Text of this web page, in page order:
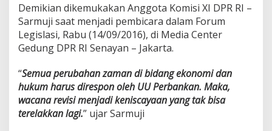
Demikian dikemukakan Anggota Komisi XI DPR RI –
Sarmuji saat menjadi pembicara dalam Forum
Legislasi, Rabu (14/09/2016), di Media Center
Gedung DPR RI Senayan – Jakarta.
“Semua perubahan zaman di bidang ekonomi dan
hukum harus direspon oleh UU Perbankan. Maka,
wacana revisi menjadi keniscayaan yang tak bisa
terelakkan lagi.” ujar Sarmuji